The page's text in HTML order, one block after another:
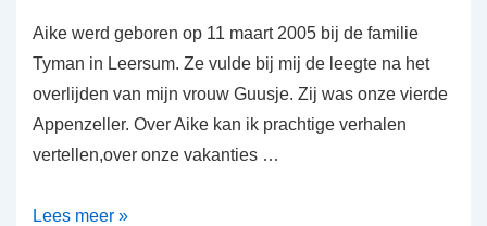
Aike werd geboren op 11 maart 2005 bij de familie
Tyman in Leersum. Ze vulde bij mij de leegte na het
overlijden van mijn vrouw Guusje. Zij was onze vierde
Appenzeller. Over Aike kan ik prachtige verhalen
vertellen,over onze vakanties …
Lees meer »